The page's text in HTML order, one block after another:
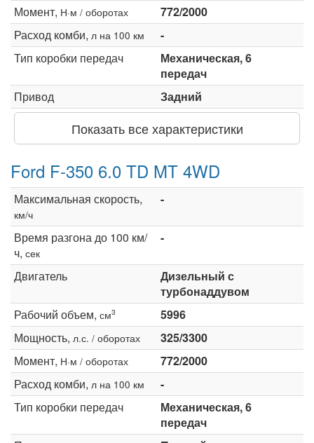
Момент, Н·м / оборотах
772/2000
Расход комби, л на 100 км
-
Тип коробки передач
Механическая, 6
передач
Привод
Задний
Показать все характеристики
Ford F-350 6.0 TD MT 4WD
Максимальная скорость,
км/ч
-
Время разгона до 100 км/
ч, сек
-
Двигатель
Дизельный с
турбонаддувом
Рабочий объем, см3
5996
Мощность, л.с. / оборотах
325/3300
Момент, Н·м / оборотах
772/2000
Расход комби, л на 100 км
-
Тип коробки передач
Механическая, 6
передач